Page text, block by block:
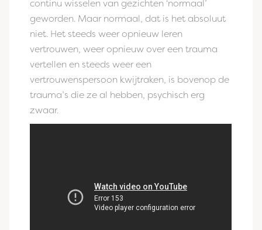
continu wisselen van gezichten ‘normaal’
geworden. Maar normaal, dat is het absoluut
niet. Het steeds weer opnieuw leren
vertrouwen, weer opnieuw over een trauma
vertellen en steeds weer een
vertrouwenspersoon kwijtraken, is bovenop de
trauma’s die ze al hebben, psychisch erg
zwaar.